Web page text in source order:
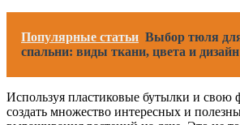
Популярные статьи Выбор тюля
спальни: виды ткани, цвета и дизайн
Используя пластиковые бутылки и свою
создать множество интересных и